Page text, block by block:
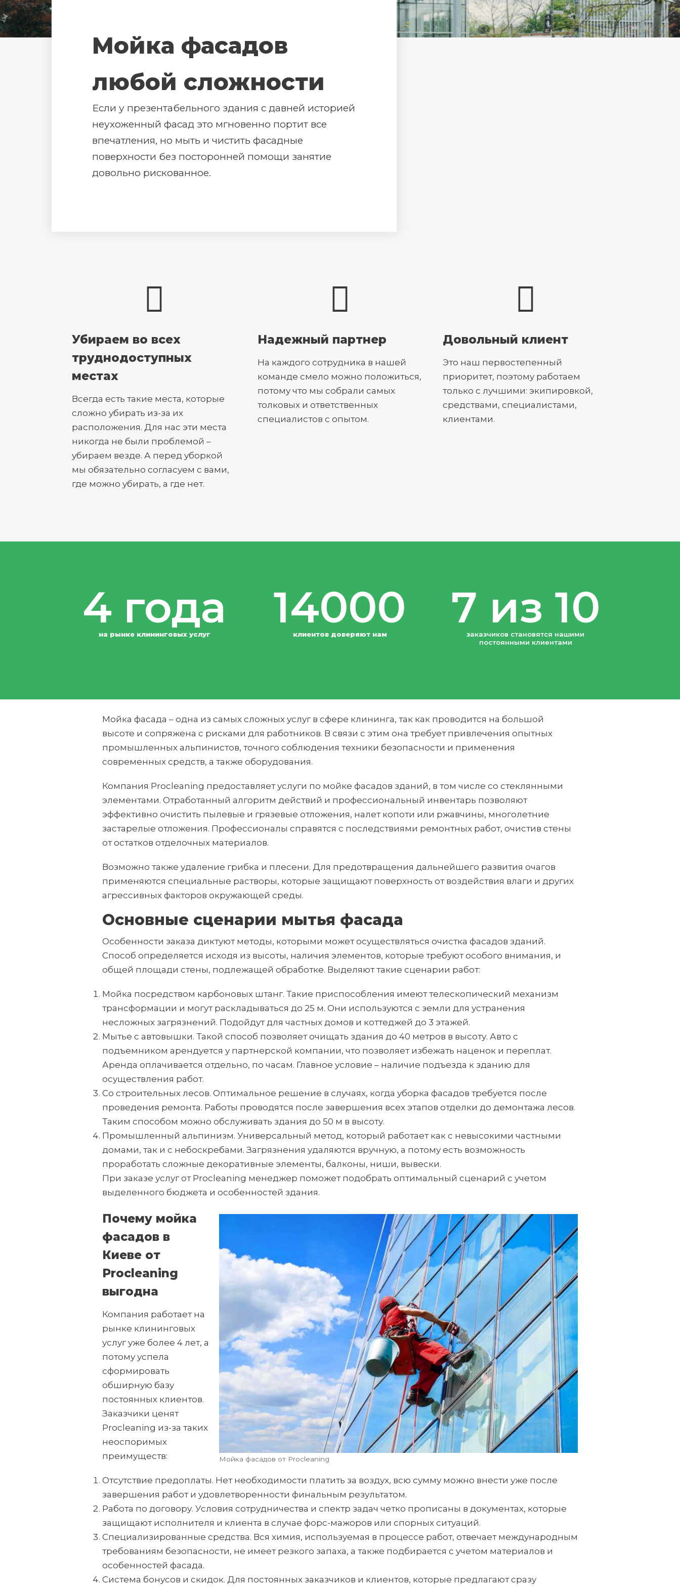
Мойка фасадов
любой сложности
Если у презентабельного здания с давней историей
неухоженный фасад это мгновенно портит все
впечатления, но мыть и чистить фасадные
поверхности без посторонней помощи занятие
довольно рискованное.
Убираем во всех
труднодоступных
местах
Всегда есть такие места, которые
сложно убирать из-за их
расположения. Для нас эти места
никогда не были проблемой –
убираем везде. А перед уборкой
мы обязательно согласуем с вами,
где можно убирать, а где нет.
Надежный партнер
На каждого сотрудника в нашей
команде смело можно положиться,
потому что мы собрали самых
толковых и ответственных
специалистов с опытом.
Довольный клиент
Это наш первостепенный
приоритет, поэтому работаем
только с лучшими: экипировкой,
средствами, специалистами,
клиентами.
4 года
на рынке клининговых услуг
14000
клиентов доверяют нам
7 из 10
заказчиков становятся нашими
постоянными клиентами
Мойка фасада – одна из самых сложных услуг в сфере клининга, так как проводится на большой
высоте и сопряжена с рисками для работников. В связи с этим она требует привлечения опытных
промышленных альпинистов, точного соблюдения техники безопасности и применения
современных средств, а также оборудования.
Компания Procleaning предоставляет услуги по мойке фасадов зданий, в том числе со стеклянными
элементами. Отработанный алгоритм действий и профессиональный инвентарь позволяют
эффективно очистить пылевые и грязевые отложения, налет копоти или ржавчины, многолетние
застарелые отложения. Профессионалы справятся с последствиями ремонтных работ, очистив стены
от остатков отделочных материалов.
Возможно также удаление грибка и плесени. Для предотвращения дальнейшего развития очагов
применяются специальные растворы, которые защищают поверхность от воздействия влаги и других
агрессивных факторов окружающей среды.
Основные сценарии мытья фасада
Особенности заказа диктуют методы, которыми может осуществляться очистка фасадов зданий.
Способ определяется исходя из высоты, наличия элементов, которые требуют особого внимания, и
общей площади стены, подлежащей обработке. Выделяют такие сценарии работ:
Мойка посредством карбоновых штанг. Такие приспособления имеют телескопический механизм
трансформации и могут раскладываться до 25 м. Они используются с земли для устранения
несложных загрязнений. Подойдут для частных домов и коттеджей до 3 этажей.
Мытье с автовышки. Такой способ позволяет очищать здания до 40 метров в высоту. Авто с
подъемником арендуется у партнерской компании, что позволяет избежать наценок и переплат.
Аренда оплачивается отдельно, по часам. Главное условие – наличие подъезда к зданию для
осуществления работ.
Со строительных лесов. Оптимальное решение в случаях, когда уборка фасадов требуется после
проведения ремонта. Работы проводятся после завершения всех этапов отделки до демонтажа лесов.
Таким способом можно обслуживать здания до 50 м в высоту.
Промышленный альпинизм. Универсальный метод, который работает как с невысокими частными
домами, так и с небоскребами. Загрязнения удаляются вручную, а потому есть возможность
проработать сложные декоративные элементы, балконы, ниши, вывески.
При заказе услуг от Procleaning менеджер поможет подобрать оптимальный сценарий с учетом
выделенного бюджета и особенностей здания.
Мойка фасадов от Procleaning
Почему мойка
фасадов в
Киеве от
Procleaning
выгодна
Компания работает на
рынке клининговых
услуг уже более 4 лет, а
потому успела
сформировать
обширную базу
постоянных клиентов.
Заказчики ценят
Procleaning из-за таких
неоспоримых
преимуществ:
Отсутствие предоплаты. Нет необходимости платить за воздух, всю сумму можно внести уже после
завершения работ и удовлетворенности финальным результатом.
Работа по договору. Условия сотрудничества и спектр задач четко прописаны в документах, которые
защищают исполнителя и клиента в случае форс-мажоров или спорных ситуаций.
Специализированные средства. Вся химия, используемая в процессе работ, отвечает международным
требованиям безопасности, не имеет резкого запаха, а также подбирается с учетом материалов и
особенностей фасада.
Система бонусов и скидок. Для постоянных заказчиков и клиентов, которые предлагают сразу